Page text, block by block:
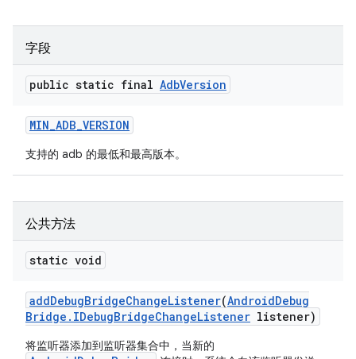
字段
public static final AdbVersion
MIN_ADB_VERSION
支持的 adb 的最低和最高版本。
公共方法
static void
addDebugBridgeChangeListener(AndroidDebug
Bridge . IDebugBridgeChangeListener listener)
将监听器添加到监听器集合中，当新的